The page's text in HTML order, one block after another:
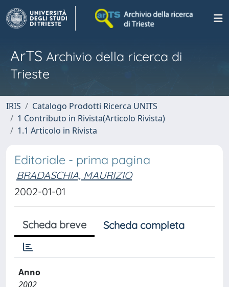
ArTS Archivio della ricerca di
Trieste
IRIS
Catalogo Prodotti Ricerca UNITS
1 Contributo in Rivista(Articolo Rivista)
1.1 Articolo in Rivista
Editoriale - prima pagina
BRADASCHIA, MAURIZIO
2002-01-01
Scheda breve Scheda completa
Anno
2002